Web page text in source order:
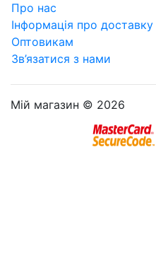
Про нас
Інформація про доставку
Оптовикам
Зв’язатися з нами
Мій магазин © 2026